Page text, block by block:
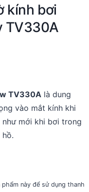
kính bơi
TV330A
TV330A là dung
vào mắt kính khi
như mới khi bơi trong
phẩm này để sử dụng thanh